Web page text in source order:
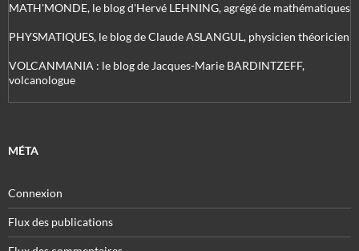
MATH'MONDE, le blog d'Hervé LEHNING, agrégé de mathématiques
PHYSMATIQUES, le blog de Claude ASLANGUL, physicien théoricien
VOLCANMANIA : le blog de Jacques-Marie BARDINTZEFF,
volcanologue
MÉTA
Connexion
Flux des publications